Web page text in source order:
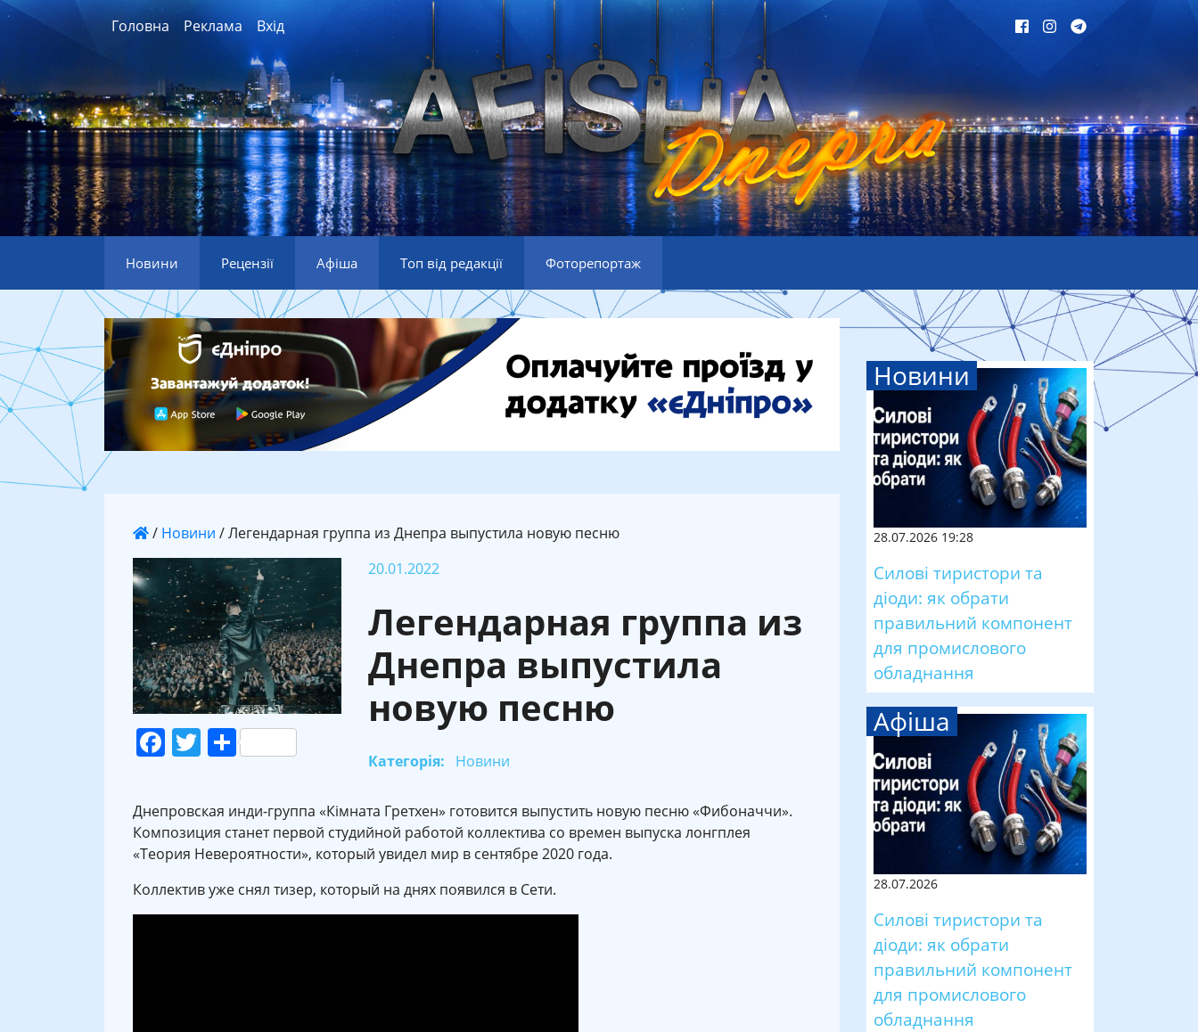
Головна Реклама Вхід
Новини Рецензії Афіша Топ від редакції Фоторепортаж
/ Новини /Легендарная группа из Днепра выпустила новую песню
Facebook
Twitter
Поділитися
20.01.2022
Легендарная группа из
Днепра выпустила
новую песню
Категорія: Новини
Днепровская инди-группа «Кімната Гретхен» готовится выпустить новую песню «Фибоначчи».
Композиция станет первой студийной работой коллектива со времен выпуска лонгплея
«Теория Невероятности», который увидел мир в сентябре 2020 года.
Коллектив уже снял тизер, который на днях появился в Сети.
Новини
28.07.2026 19:28
Силові тиристори та
діоди: як обрати
правильний компонент
для промислового
обладнання
Афіша
28.07.2026
Силові тиристори та
діоди: як обрати
правильний компонент
для промислового
обладнання